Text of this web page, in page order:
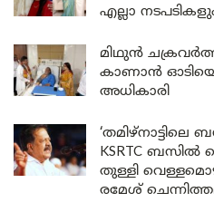
എല്ലാ
മിഥുൻ
കാണാൻ
അധികാരി
KSRTC
തുള്ളി
രമേശ്